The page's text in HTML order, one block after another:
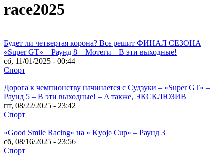
race2025
Будет ли четвертая корона? Все решит ФИНАЛ СЕЗОНА
«Super GT» – Раунд 8 – Мотеги – В эти выходные!
сб, 11/01/2025 - 00:44
Спорт
Дорога к чемпионству начинается с Судзуки – «Super GT» –
Раунд 5 – В эти выходные! – А также, ЭКСКЛЮЗИВ
пт, 08/22/2025 - 23:42
Спорт
«Good Smile Racing» на « Kyojo Cup» – Раунд 3
сб, 08/16/2025 - 23:56
Спорт